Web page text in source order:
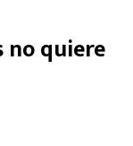
no quiere